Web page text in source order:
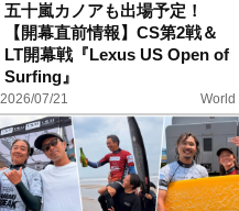
五十嵐カノアも出場予定！
【開幕直前情報】CS第2戦＆
LT開幕戦『Lexus US Open of
Surfing』
2026/07/21 World